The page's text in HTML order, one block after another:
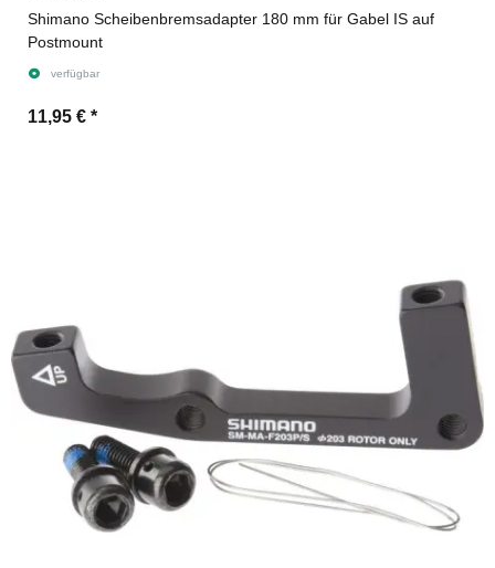
Shimano Scheibenbremsadapter 180 mm für Gabel IS auf
Postmount
verfügbar
11,95 € *